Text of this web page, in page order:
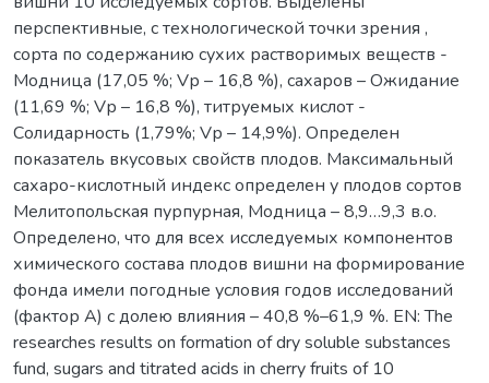
перспективные, с технологической точки зрения ,
сорта по содержанию сухих растворимых веществ -
Модница (17,05 %; Vр – 16,8 %), сахаров – Ожидание
(11,69 %; Vр – 16,8 %), титруемых кислот -
Солидарность (1,79%; Vр – 14,9%). Определен
показатель вкусовых свойств плодов. Максимальный
сахаро-кислотный индекс определен у плодов сортов
Мелитопольская пурпурная, Модница – 8,9…9,3 в.о.
Определено, что для всех исследуемых компонентов
химического состава плодов вишни на формирование
фонда имели погодные условия годов исследований
(фактор А) с долею влияния – 40,8 %–61,9 %. EN: The
researches results on formation of dry soluble substances
fund, sugars and titrated acids in cherry fruits of 10